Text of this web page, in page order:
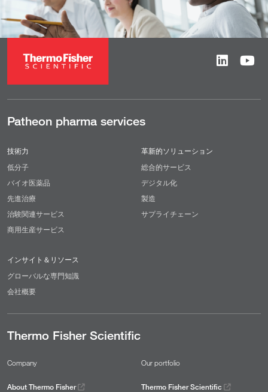
Patheon pharma services
技術力
低分子
バイオ医薬品
先進治療
治験関連サービス
商用生産サービス
革新的ソリューション
総合的サービス
デジタル化
製造
サプライチェーン
インサイト＆リソース
グローバルな専門知識
会社概要
Thermo Fisher Scientific
Company
About Thermo Fisher
Our portfolio
Thermo Fisher Scientific